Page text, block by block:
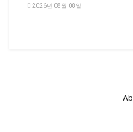
2026년 08월 08일